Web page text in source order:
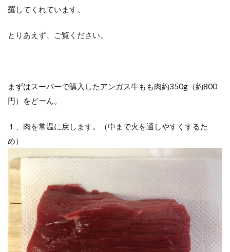
羅してくれています。
とりあえず、ご覧ください。
まずはスーパーで購入したアンガス牛もも肉約350g（約800
円）をどーん。
１、肉を常温に戻します。（中まで火を通しやすくするた
め）